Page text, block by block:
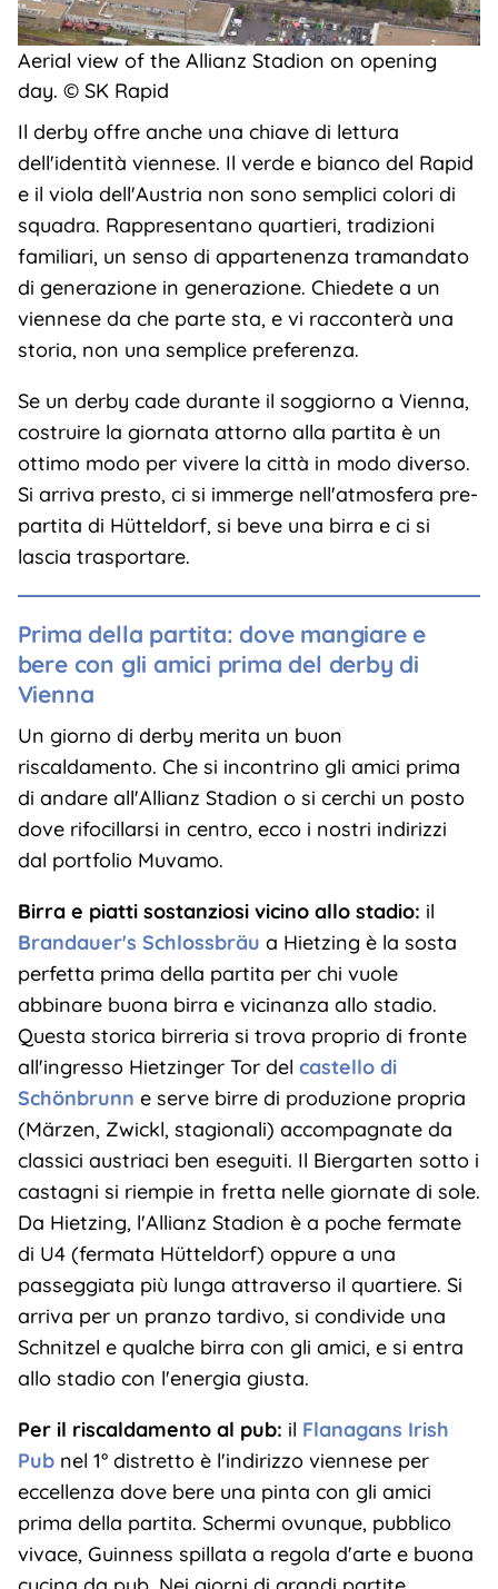
Aerial view of the Allianz Stadion on opening
day. © SK Rapid
Il derby offre anche una chiave di lettura
dell'identità viennese. Il verde e bianco del Rapid
e il viola dell'Austria non sono semplici colori di
squadra. Rappresentano quartieri, tradizioni
familiari, un senso di appartenenza tramandato
di generazione in generazione. Chiedete a un
viennese da che parte sta, e vi racconterà una
storia, non una semplice preferenza.
Se un derby cade durante il soggiorno a Vienna,
costruire la giornata attorno alla partita è un
ottimo modo per vivere la città in modo diverso.
Si arriva presto, ci si immerge nell'atmosfera pre-
partita di Hütteldorf, si beve una birra e ci si
lascia trasportare.
Prima della partita: dove mangiare e
bere con gli amici prima del derby di
Vienna
Un giorno di derby merita un buon
riscaldamento. Che si incontrino gli amici prima
di andare all'Allianz Stadion o si cerchi un posto
dove rifocillarsi in centro, ecco i nostri indirizzi
dal portfolio Muvamo.
Birra e piatti sostanziosi vicino allo stadio: il
Brandauer's Schlossbräu a Hietzing è la sosta
perfetta prima della partita per chi vuole
abbinare buona birra e vicinanza allo stadio.
Questa storica birreria si trova proprio di fronte
all'ingresso Hietzinger Tor del castello di
Schönbrunn e serve birre di produzione propria
(Märzen, Zwickl, stagionali) accompagnate da
classici austriaci ben eseguiti. Il Biergarten sotto i
castagni si riempie in fretta nelle giornate di sole.
Da Hietzing, l'Allianz Stadion è a poche fermate
di U4 (fermata Hütteldorf) oppure a una
passeggiata più lunga attraverso il quartiere. Si
arriva per un pranzo tardivo, si condivide una
Schnitzel e qualche birra con gli amici, e si entra
allo stadio con l'energia giusta.
Per il riscaldamento al pub: il Flanagans Irish
Pubnel 1° distretto è l'indirizzo viennese per
eccellenza dove bere una pinta con gli amici
prima della partita. Schermi ovunque, pubblico
vivace, Guinness spillata a regola d'arte e buona